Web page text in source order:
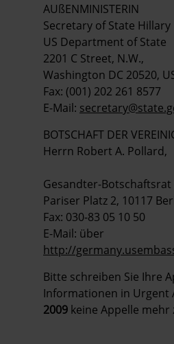
AUßENMINISTERIN
Secretary of State Hillary
US Department of State
2201 C Street, N.W.,
Washington DC 20520,
Fax: (001) 202 261 8577
E-Mail:
BOTSCHAFT DER
Herrn Robert A. Pollard,
Gesandter-
Pariser Platz 2, 10117
Fax: 030-83 05 10 50
E-Mail: über
http://
Bitte schreiben Sie Ihre
Informationen in Urgent
2009 keine Appelle mehr